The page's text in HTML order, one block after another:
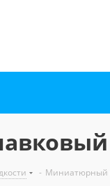
- Миниатюрный